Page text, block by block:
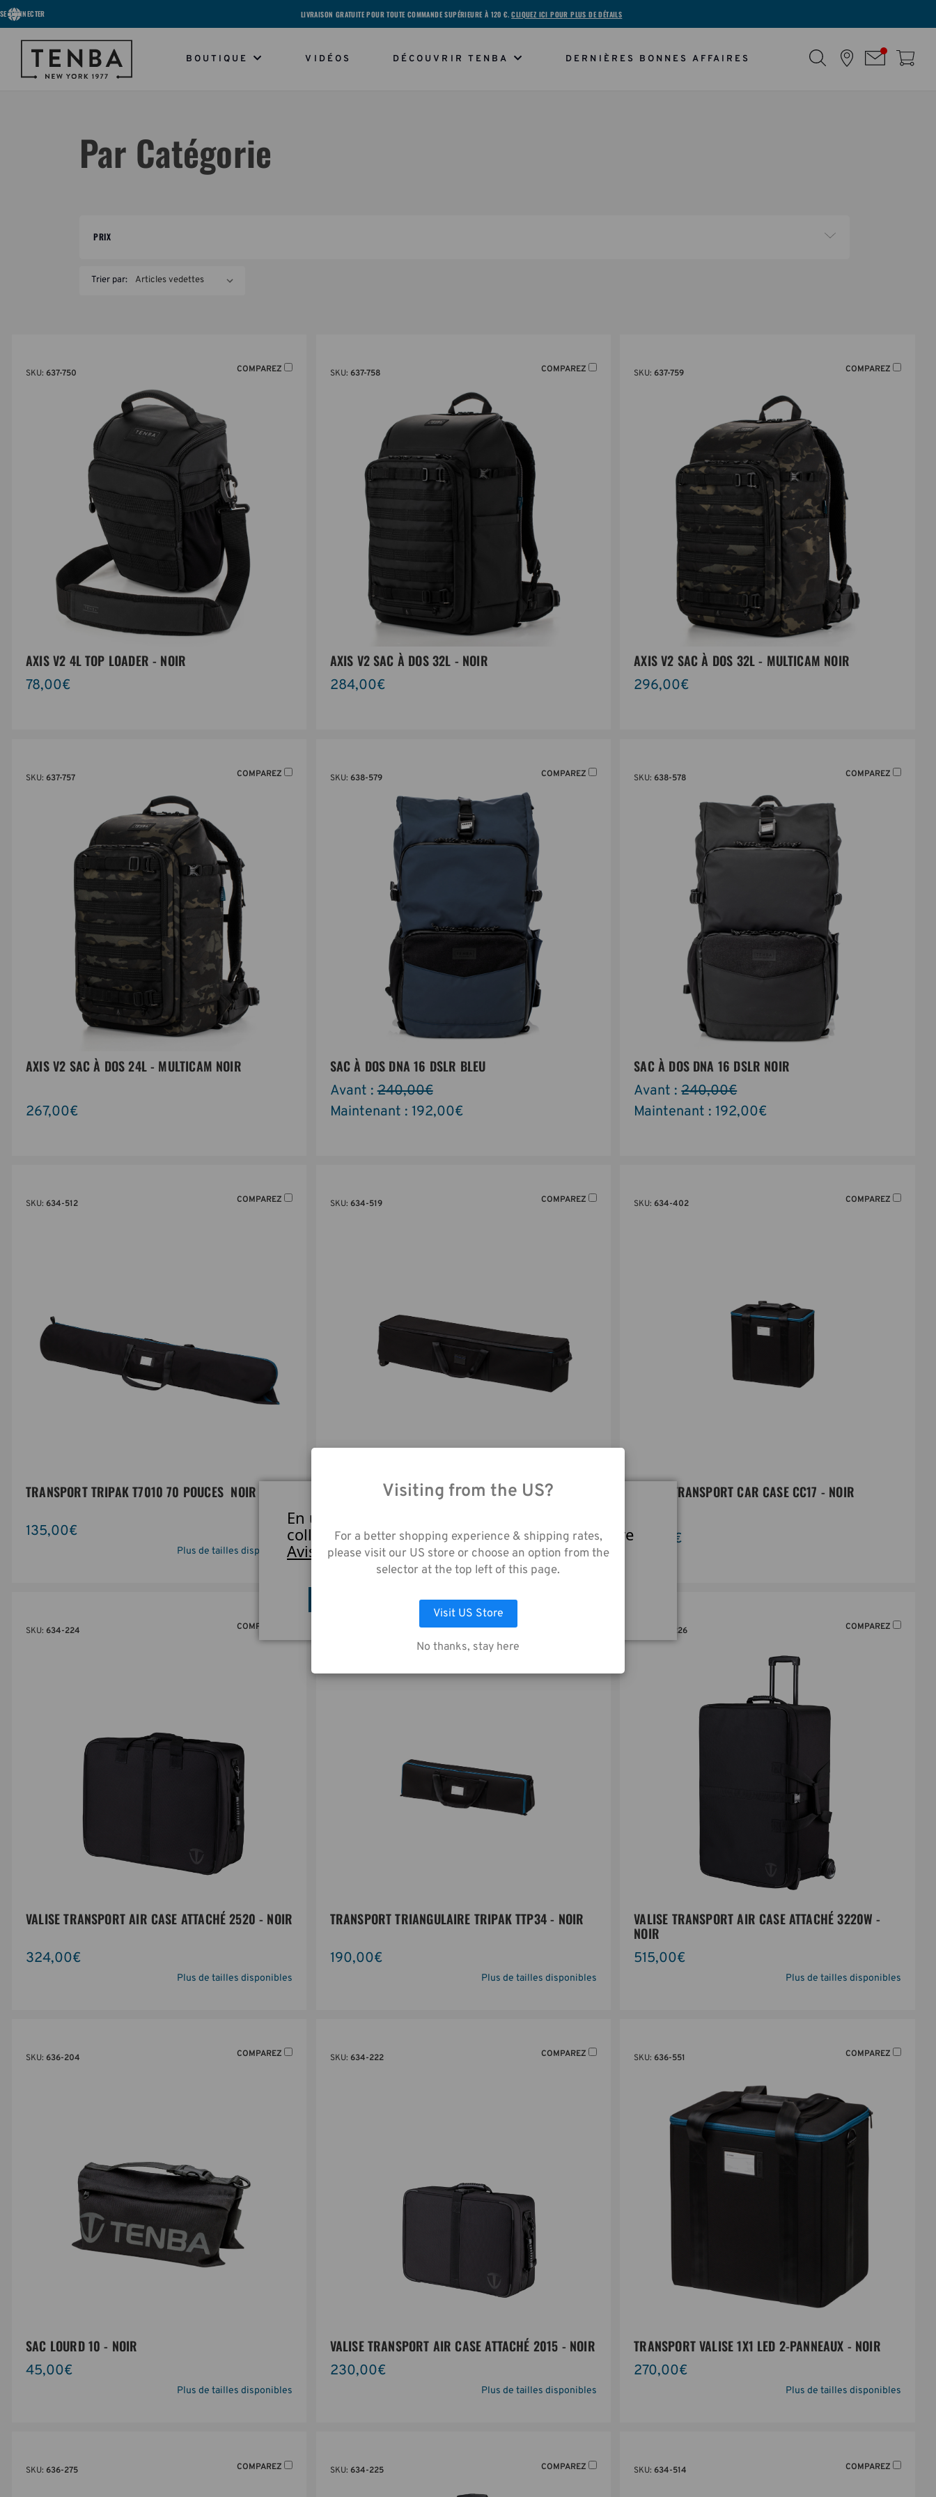
LIVRAISON GRATUITE POUR TOUTE COMMANDE SUPÉRIEURE À 120 €.CLIQUEZ ICI POUR PLUS DE DÉTAILS
SE CONNECTER
BOUTIQUE VIDÉOS DÉCOUVRIR TENBA DERNIÈRES BONNES AFFAIRES
Par Catégorie
PRIX
Trier par:
SKU:637-750 COMPAREZ
AXIS V2 4L TOP LOADER - NOIR
78,00€
SKU: 637-758 COMPAREZ
AXIS V2 SAC À DOS 32L - NOIR
284,00€
SKU:637-759 COMPAREZ
AXIS V2 SAC À DOS 32L - MULTICAM NOIR
296,00€
SKU:637-757 COMPAREZ
AXIS V2 SAC À DOS 24L - MULTICAM NOIR
267,00€
SKU: 638-579 COMPAREZ
SAC À DOS DNA 16 DSLR BLEU
Avant :240,00€
Maintenant : 192,00€
SKU:638-578 COMPAREZ
SAC À DOS DNA 16 DSLR NOIR
Avant :240,00€
Maintenant :192,00€
SKU:634-512 COMPAREZ
TRANSPORT TRIPAK T7010 70 POUCES  NOIR
135,00€
Plus de tailles disponibles
SKU: 634-519 COMPAREZ
VALISE À ROULETTE TRANSPORT POUR TRÉPIEDS ET
SUPPORTS 48-POUCES - NOIR
450,00€
Plus de tailles disponibles
SKU:634-402 COMPAREZ
VALISE TRANSPORT CAR CASE CC17 - NOIR
197,00€
SKU:634-224 COMPAREZ
VALISE TRANSPORT AIR CASE ATTACHÉ 2520 - NOIR
324,00€
Plus de tailles disponibles
TRANSPORT TRIANGULAIRE TRIPAK TTP34 - NOIR
190,00€
Plus de tailles disponibles
634-226 COMPAREZ
VALISE TRANSPORT AIR CASE ATTACHÉ 3220W -
NOIR
515,00€
Plus de tailles disponibles
SKU:636-204 COMPAREZ
SAC LOURD 10 - NOIR
45,00€
Plus de tailles disponibles
SKU: 634-222 COMPAREZ
VALISE TRANSPORT AIR CASE ATTACHÉ 2015 - NOIR
230,00€
Plus de tailles disponibles
SKU:636-551 COMPAREZ
TRANSPORT VALISE 1X1 LED 2-PANNEAUX - NOIR
270,00€
Plus de tailles disponibles
SKU:636-275 COMPAREZ SKU: 634-225 COMPAREZ SKU:634-514 COMPAREZ
En utilisant notre site web, vous acceptez la
collecte de données telle que décrite dans notre
Avis de Confidentialité.
LAISSEZ MOI CHOISIR ACCEPTER TOUS LES COOKIES
Visiting from the US?
For a better shopping experience & shipping rates,
please visit our US store or choose an option from the
selector at the top left of this page.
Visit US Store
No thanks, stay here